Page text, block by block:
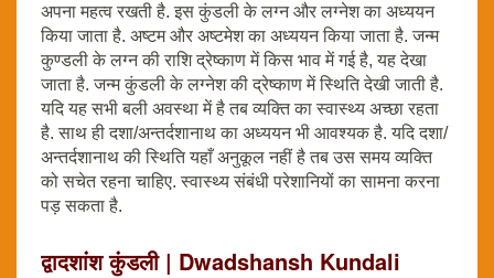
अपना महत्व रखती है. इस कुंडली के लग्न और लग्नेश का अध्ययन
किया जाता है. अष्टम और अष्टमेश का अध्ययन किया जाता है. जन्म
कुण्डली के लग्न की राशि द्रेष्काण में किस भाव में गई है, यह देखा
जाता है. जन्म कुंडली के लग्नेश की द्रेष्काण में स्थिति देखी जाती है.
यदि यह सभी बली अवस्था में है तब व्यक्ति का स्वास्थ्य अच्छा रहता
है. साथ ही दशा/अन्तर्दशानाथ का अध्ययन भी आवश्यक है. यदि दशा/
अन्तर्दशानाथ की स्थिति यहाँ अनुकूल नहीं है तब उस समय व्यक्ति
को सचेत रहना चाहिए. स्वास्थ्य संबंधी परेशानियों का सामना करना
पड़ सकता है.
द्वादशांश कुंडली | Dwadshansh Kundali